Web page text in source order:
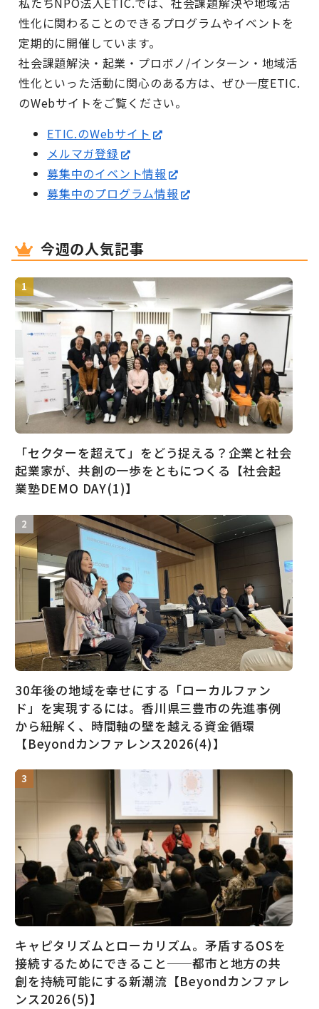
性化に関わることのできるプログラムやイベントを
定期的に開催しています。
社会課題解決・起業・プロボノ/インターン・地域活
性化といった活動に関心のある方は、ぜひ一度ETIC.
のWebサイトをご覧ください。
ETIC.のWebサイト
メルマガ登録
募集中のイベント情報
募集中のプログラム情報
今週の人気記事
「セクターを超えて」をどう捉える？企業と社会
起業家が、共創の一歩をともにつくる【社会起
業塾DEMO DAY(1)】
30年後の地域を幸せにする「ローカルファン
ド」を実現するには。香川県三豊市の先進事例
から紐解く、時間軸の壁を越える資金循環
【Beyondカンファレンス2026(4)】
キャピタリズムとローカリズム。矛盾するOSを
接続するためにできること──都市と地方の共
創を持続可能にする新潮流【Beyondカンファレ
ンス2026(5)】